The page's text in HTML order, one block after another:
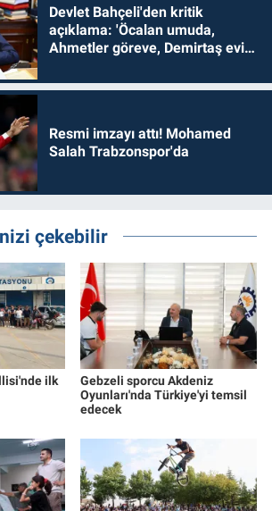
Devlet Bahçeli'den kritik
açıklama: 'Öcalan umuda,
Ahmetler göreve, Demirtaş evine
Resmi imzayı attı! Mohamed
Salah Trabzonspor'da
çekebilir
ilk
Gebzeli sporcu Akdeniz
Oyunları'nda Türkiye'yi temsil
edecek